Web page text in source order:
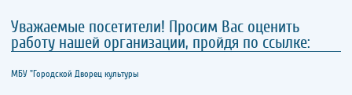
Уважаемые посетители! Просим Вас оценить
работу нашей организации, пройдя по ссылке:
МБУ "Городской Дворец культуры